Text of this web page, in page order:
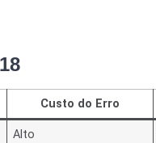
Custo do Erro
Alto